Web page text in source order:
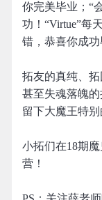
你完美毕业；“
功！“Virtue”每
错，恭喜你成
拓友的真纯、
甚至失魂落魄
留下大魔王特
小拓们在18期
营！